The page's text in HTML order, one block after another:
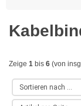
Gold
Farbig
Rot
Zeige 1 bis 6 (von